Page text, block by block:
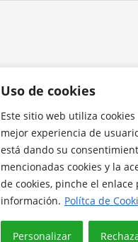
Uso de cookies
Este sitio web utiliza
mejor experiencia de
está dando su
mencionadas cookies y la
de cookies, pinche el enlace
información. Polítca de
Personalizar